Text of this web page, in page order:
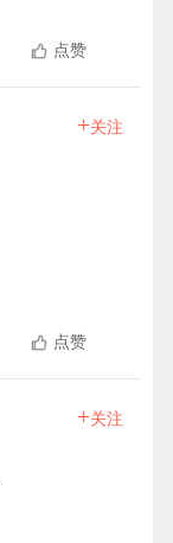
点赞
+关注
点赞
+关注